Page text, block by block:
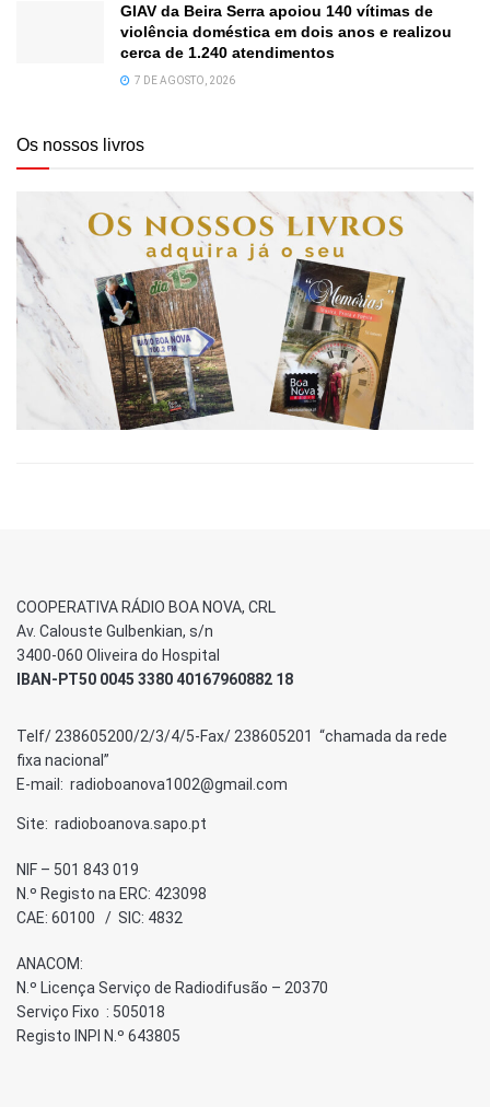
GIAV da Beira Serra apoiou 140 vítimas de
violência doméstica em dois anos e realizou
cerca de 1.240 atendimentos
7 DE AGOSTO, 2026
Os nossos livros
COOPERATIVA RÁDIO BOA NOVA, CRL
Av. Calouste Gulbenkian, s/n
3400-060 Oliveira do Hospital
IBAN-PT50 0045 3380 40167960882 18
Telf/ 238605200/2/3/4/5-Fax/ 238605201 “chamada da rede
fixa nacional”
E-mail: radioboanova1002@gmail.com
Site: radioboanova.sapo.pt
NIF – 501 843 019
N.º Registo na ERC: 423098
CAE: 60100 / SIC: 4832
ANACOM:
N.º Licença Serviço de Radiodifusão – 20370
Serviço Fixo : 505018
Registo INPI N.º 643805